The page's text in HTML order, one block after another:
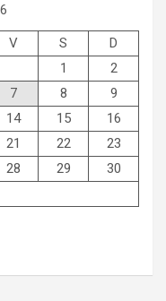
V S
D
1
2
7 8
9
14 15
16
21 22
23
28 29
30